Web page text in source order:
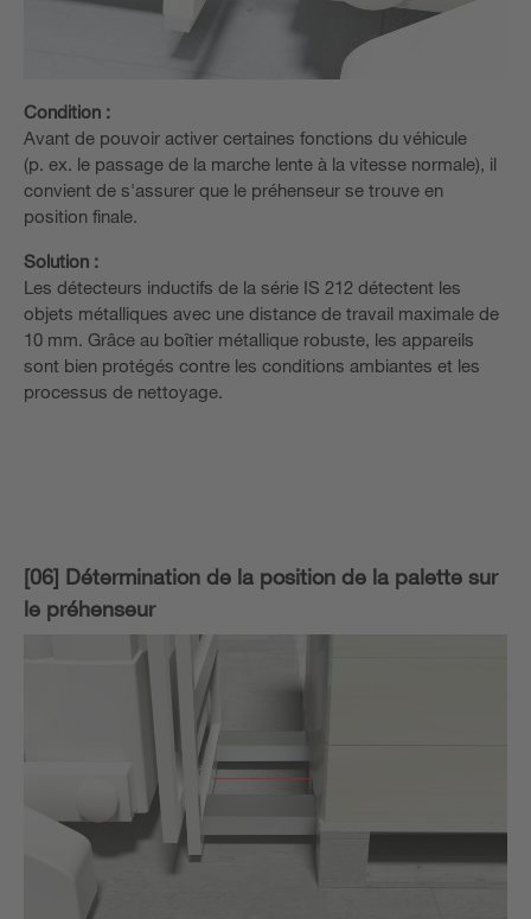
Condition :
Avant de pouvoir activer certaines fonctions du véhicule
(p. ex. le passage de la marche lente à la vitesse normale), il
convient de s'assurer que le préhenseur se trouve en
position finale.
Solution :
Les détecteurs inductifs de la série IS 212 détectent les
objets métalliques avec une distance de travail maximale de
10 mm. Grâce au boîtier métallique robuste, les appareils
sont bien protégés contre les conditions ambiantes et les
processus de nettoyage.
[06] Détermination de la position de la palette sur
le préhenseur